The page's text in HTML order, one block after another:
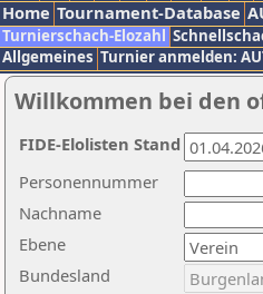
Home Tournament-Database
Turnierschach-Elozahl
Allgemeines Turnier anmelden:
Willkommen bei den
Nachname
Ebene
Personennummer
Bundesland
FIDE-Elolisten Stand